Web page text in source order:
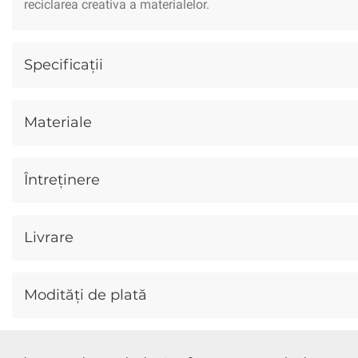
reciclarea creativa a materialelor.
Specificații
Materiale
Întreținere
Livrare
Modități de plată